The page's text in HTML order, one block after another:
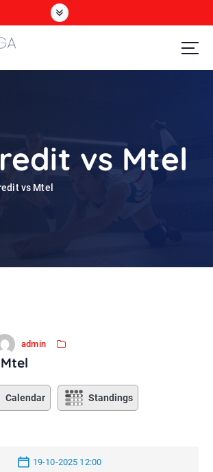
vs Mtel
vs Mtel
admin
Calendar Standings
19-10-2025 12:00